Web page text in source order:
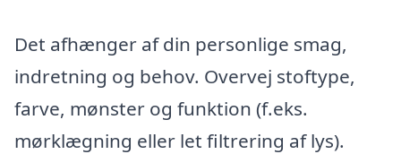
Det afhænger af din personlige smag,
indretning og behov. Overvej stoftype,
farve, mønster og funktion (f.eks.
mørklægning eller let filtrering af lys).